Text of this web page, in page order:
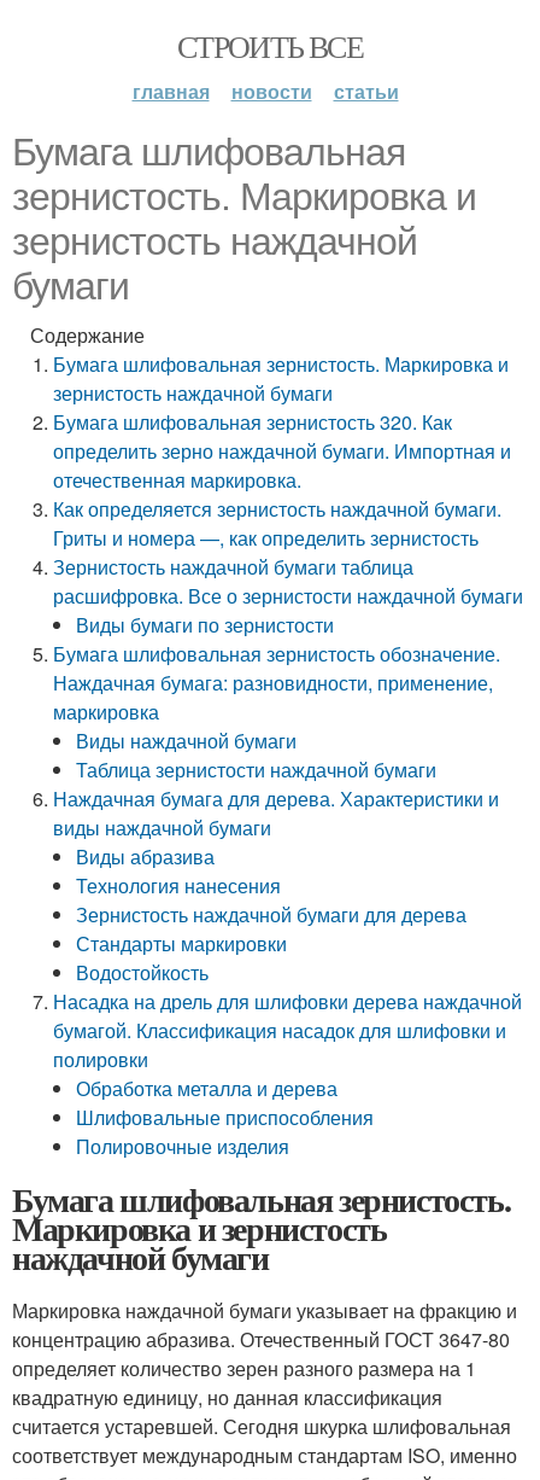
СТРОИТЬ ВСЕ
главная новости статьи
Бумага шлифовальная
зернистость. Маркировка и
зернистость наждачной
бумаги
Содержание
Бумага шлифовальная зернистость. Маркировка и
зернистость наждачной бумаги
Бумага шлифовальная зернистость 320. Как
определить зерно наждачной бумаги. Импортная и
отечественная маркировка.
Как определяется зернистость наждачной бумаги.
Гриты и номера —, как определить зернистость
Зернистость наждачной бумаги таблица
расшифровка. Все о зернистости наждачной бумаги
Виды бумаги по зернистости
Бумага шлифовальная зернистость обозначение.
Наждачная бумага: разновидности, применение,
маркировка
Виды наждачной бумаги
Таблица зернистости наждачной бумаги
Наждачная бумага для дерева. Характеристики и
виды наждачной бумаги
Виды абразива
Технология нанесения
Зернистость наждачной бумаги для дерева
Стандарты маркировки
Водостойкость
Насадка на дрель для шлифовки дерева наждачной
бумагой. Классификация насадок для шлифовки и
полировки
Обработка металла и дерева
Шлифовальные приспособления
Полировочные изделия
Бумага шлифовальная зернистость.
Маркировка и зернистость
наждачной бумаги
Маркировка наждачной бумаги указывает на фракцию и
концентрацию абразива. Отечественный ГОСТ 3647-80
определяет количество зерен разного размера на 1
квадратную единицу, но данная классификация
считается устаревшей. Сегодня шкурка шлифовальная
соответствует международным стандартам ISO, именно